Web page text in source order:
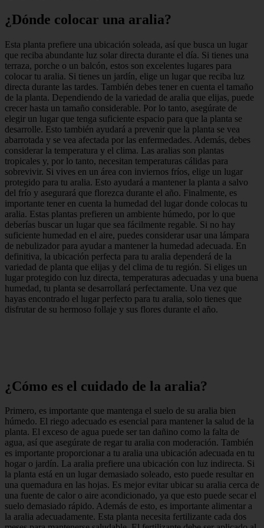
¿Dónde colocar una aralia?
Esta planta prefiere una ubicación soleada, así que busca un lugar
que reciba abundante luz solar directa durante el día. Si tienes una
terraza, porche o un balcón, estos son excelentes lugares para
colocar tu aralia. Si tienes un jardín, elige un lugar que reciba luz
directa durante las tardes. También debes tener en cuenta el tamaño
de la planta. Dependiendo de la variedad de aralia que elijas, puede
crecer hasta un tamaño considerable. Por lo tanto, asegúrate de
elegir un lugar que tenga suficiente espacio para que la planta se
desarrolle. Esto también ayudará a prevenir que la planta se vea
abarrotada y se vea afectada por las enfermedades. Además, debes
considerar la temperatura y el clima. Las aralias son plantas
tropicales y, por lo tanto, necesitan temperaturas cálidas para
sobrevivir. Si vives en un área con inviernos fríos, elige un lugar
protegido para tu aralia. Esto ayudará a mantener la planta a salvo
del frío y asegurará que florezca durante el año. Finalmente, es
importante tener en cuenta la humedad del lugar donde colocas tu
aralia. Estas plantas prefieren un ambiente húmedo, por lo que
deberías buscar un lugar que sea fácilmente regable. Si no hay
suficiente humedad en el aire, puedes considerar usar una lámpara
de nebulizador para ayudar a mantener la humedad adecuada. En
definitiva, la ubicación perfecta para tu aralia dependerá de la
variedad de planta que elijas y del clima de tu región. Si eliges un
lugar protegido con luz directa, temperaturas adecuadas y una buena
humedad, tu planta se desarrollará perfectamente. Una vez que
hayas encontrado el lugar perfecto para tu aralia, solo tienes que
disfrutar de su hermoso follaje y sus flores durante el año.
¿Cómo es el cuidado de la aralia?
Primero, es importante que mantenga el suelo de su aralia bien
húmedo. El riego adecuado es esencial para mantener la salud de la
planta. El exceso de agua puede ser tan dañino como la falta de
agua, así que asegúrate de regar tu aralia con moderación. También
es importante proporcionar a tu aralia una ubicación adecuada en tu
hogar o jardín. La aralia prefiere una ubicación con luz indirecta. Si
la planta está en un lugar demasiado soleado, esto puede resultar en
una quemadura en las hojas. Es mejor evitar ubicar su aralia cerca de
una fuente de calor o aire acondicionado, ya que esto puede secar el
suelo demasiado rápido. Además de esto, es importante alimentar a
la aralia adecuadamente. Esta planta necesita fertilizante cada dos